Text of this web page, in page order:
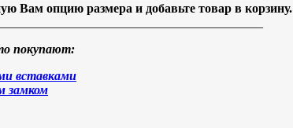
Вам опцию размера и добавьте товар в корзину.
покупают:
вставками
замком